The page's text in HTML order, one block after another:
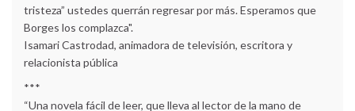
tristeza” ustedes querrán regresar por más. Esperamos que
Borges los complazca".
Isamari Castrodad, animadora de televisión, escritora y
relacionista pública
***
“Una novela fácil de leer, que lleva al lector de la mano de